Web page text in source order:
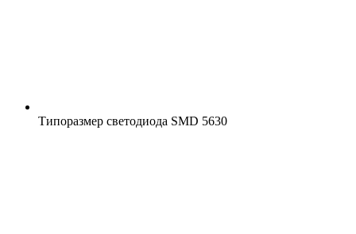
Типоразмер светодиода SMD 5630